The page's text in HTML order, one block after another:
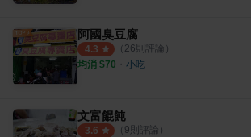
阿國臭豆腐
4.3 （ 26則評論）
均消 $70 ・ 小吃
文富餛飩
3.6 （ 9則評論）